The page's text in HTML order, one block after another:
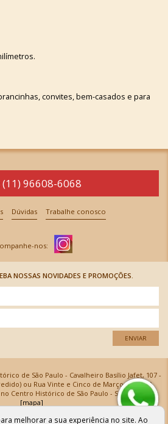
convites, bem-casados e para
(11) 96608-6068
Dúvidas Trabalhe conosco
NOSSAS NOVIDADES E PROMOÇÕES.
ENVIAR
de São Paulo - Cavalheiro Basílio Jafet, 107 -
ou Rua Vinte e Cinco de Março, 576 - SP,
Centro Histórico de São Paulo - SP
[mapa]
Cecília Ltda | CNPJ: 61.069.639/0001-18
melhorar a sua experiência no site. Ao